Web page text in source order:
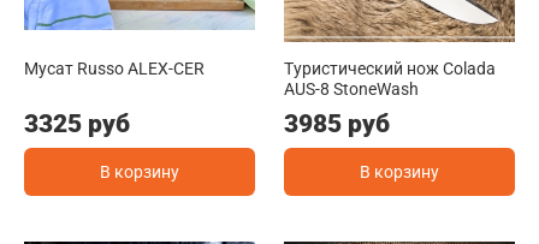
Мусат Russo ALEX-CER
3325 руб
В корзину
Туристический нож Colada
AUS-8 StoneWash
3985 руб
В корзину